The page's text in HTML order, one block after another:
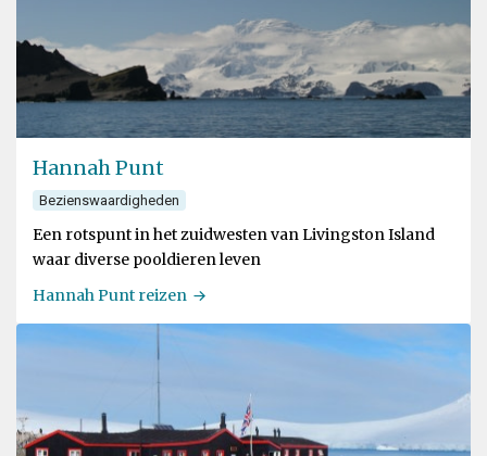
Hannah Punt
Bezienswaardigheden
Een rotspunt in het zuidwesten van Livingston Island
waar diverse pooldieren leven
Hannah Punt reizen